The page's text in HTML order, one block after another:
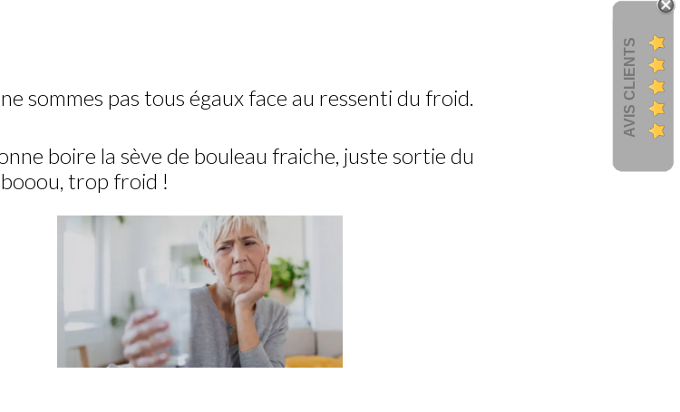
sommes pas tous égaux face au ressenti du froid.
boire la sève de bouleau fraiche, juste sortie du
trop froid !
AVIS CLIENTS